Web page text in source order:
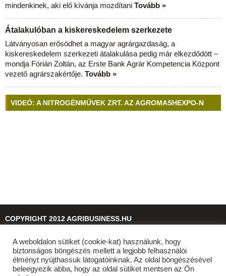
mindenkinek, aki elő kívánja mozdítani Tovább »
Átalakulóban a kiskereskedelem szerkezete
Látványosan erősödhet a magyar agrárgazdaság, a
kiskereskedelem szerkezeti átalakulása pedig már elkezdődött –
mondja Fórián Zoltán, az Erste Bank Agrár Kompetencia Központ
vezető agrárszakértője. Tovább »
VIDEÓ: A NITROGÉNMŰVEK ZRT. AZ AGROMASHEXPO-N
COPYRIGHT 2012 AGRIBUSINESS.HU
© 2026agribusiness.hu
A weboldalon sütiket (cookie-kat) használunk, hogy
biztonságos böngészés mellett a legjobb felhasználói
élményt nyújthassuk látogatóinknak. Az oldal böngészésével
beleegyezik abba, hogy az oldal sütiket mentsen az Ön